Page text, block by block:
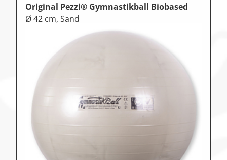
Original Pezzi® Gymnastikball Biobased
Ø 42 cm, Sand